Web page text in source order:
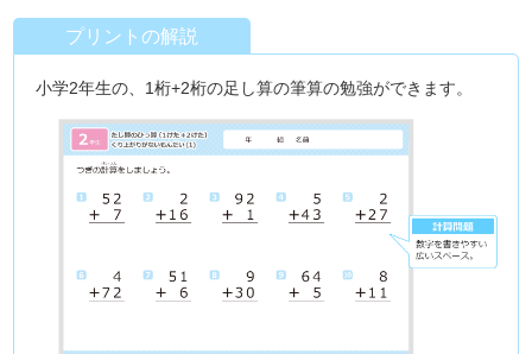
プリントの解説
小学2年生の、1桁+2桁の足し算の筆算の勉強ができます。